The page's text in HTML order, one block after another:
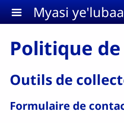
Aller au contenu principal
Myasi
Politique
Outils de
Formulaire de